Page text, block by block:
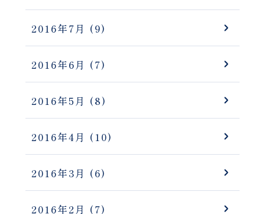
2016年7月 (9)
2016年6月 (7)
2016年5月 (8)
2016年4月 (10)
2016年3月 (6)
2016年2月 (7)